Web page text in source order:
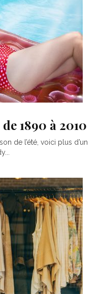
1890 à 2010
de l’été, voici plus d’un